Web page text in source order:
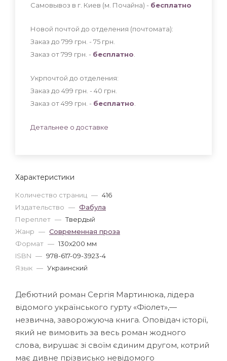
Характеристики
Количество страниц — 416
Издательство — Фабула
Переплет — Твердый
Жанр — Современная проза
Формат — 130x200 мм
ISBN — 978-617-09-3923-4
Язык — Украинский
Самовывоз в г. Киев (м. Почайна) - бесплатно
Новой почтой до отделения (почтомата):
Заказ до 799 грн. - 75 грн
Заказ от 799 грн. - бесплатно
Укрпочтой до отделения:
Заказ до 499 грн. - 40 грн
Заказ от 499 грн. - бесплатно
Детальнее о доставке
Дебютний роман Сергія Мартинюка, лідера
відомого українського гурту «Фіолет»,—
незвична, заворожуюча книга. Оповідач історії,
який не вимовить за весь роман жодного
слова, вирушає зі своїм єдиним другом, котрий
має дивне прізвисько невідомого